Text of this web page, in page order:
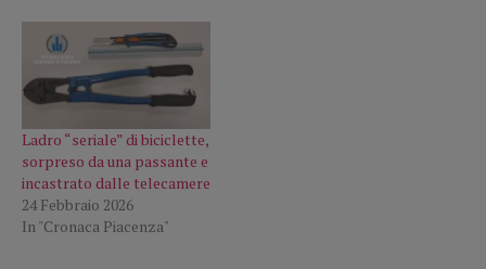
Ladro “seriale” di biciclette,
sorpreso da una passante e
incastrato dalle telecamere
24 Febbraio 2026
In "Cronaca Piacenza"